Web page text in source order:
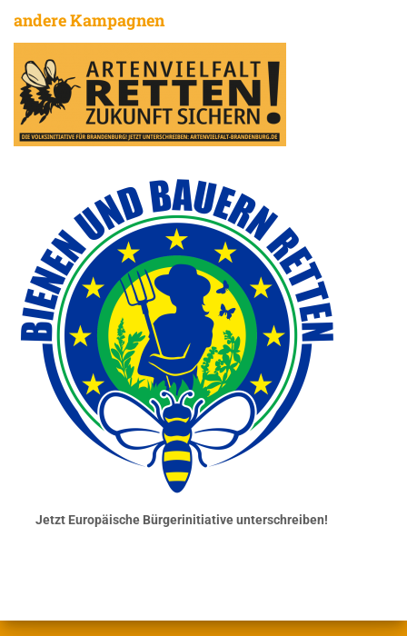
andere Kampagnen
Jetzt Europäische Bürgerinitiative unterschreiben!